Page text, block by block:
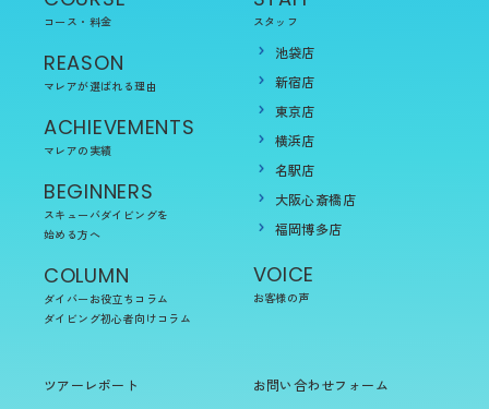
コース・料金
REASON
マレアが選ばれる理由
ACHIEVEMENTS
マレアの実績
BEGINNERS
スキューバダイビングを
始める方へ
COLUMN
ダイバーお役立ちコラム
ダイビング初心者向けコラム
スタッフ
池袋店
新宿店
東京店
横浜店
名駅店
大阪心斎橋店
福岡博多店
VOICE
お客様の声
ツアーレポート
お問い合わせフォーム